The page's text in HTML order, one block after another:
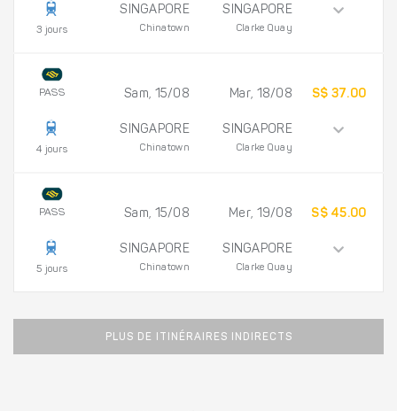
3 jours
SINGAPORE
Chinatown
SINGAPORE
Clarke Quay
PASS
4 jours
Sam, 15/08
SINGAPORE
Chinatown
Mar, 18/08
SINGAPORE
Clarke Quay
S$ 37.00
PASS
5 jours
Sam, 15/08
SINGAPORE
Chinatown
Mer, 19/08
SINGAPORE
Clarke Quay
S$ 45.00
PLUS DE ITINÉRAIRES INDIRECTS